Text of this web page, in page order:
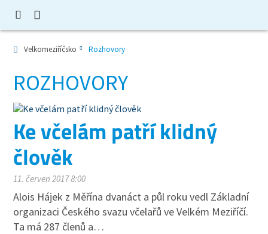
Velkomeziříčsko Rozhovory
ROZHOVORY
Ke včelám patří klidný
člověk
11. červen 2017 8:00
Alois Hájek z Měřína dvanáct a půl roku vedl Základní
organizaci Českého svazu včelařů ve Velkém Meziříčí.
Ta má 287 členů a…